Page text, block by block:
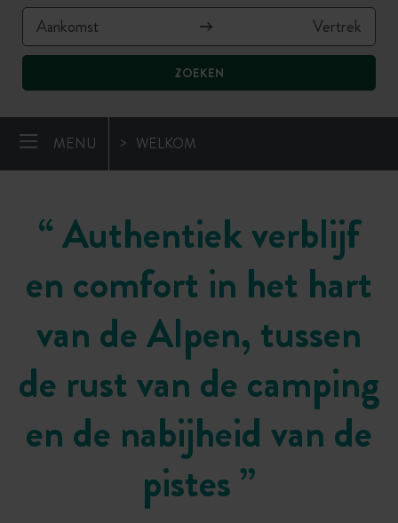
ZOEKEN
MENU WELKOM
“Authentiek verblijf
en comfort in het hart
van de Alpen, tussen
de rust van de camping
en de nabijheid van de
pistes ”